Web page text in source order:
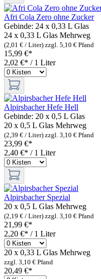
Afri Cola Zero ohne Zucker
Gebinde: 24 x 0,33 L Glas
24 x 0,33 L Glas Mehrweg
(2,01 € / Liter) zzgl. 5,10 € Pfand
15,99 €*
2,02 €* / 1 Liter
Alpirsbacher Hefe Hell
Gebinde: 20 x 0,5 L Glas
20 x 0,5 L Glas Mehrweg
(2,39 € / Liter) zzgl. 3,10 € Pfand
23,99 €*
2,40 €* / 1 Liter
Alpirsbacher Spezial
20 x 0,5 L Glas Mehrweg
(2,19 € / Liter) zzgl. 3,10 € Pfand
21,99 €*
2,20 €* / 1 Liter
20 x 0,33 L Glas Mehrweg
zzgl. 3,10 € Pfand
20,49 €*